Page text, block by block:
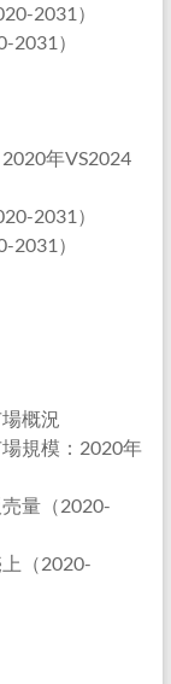
2031）
）
年VS2024
2031）
）
概況
規模：2020年
量（2020-
（2020-